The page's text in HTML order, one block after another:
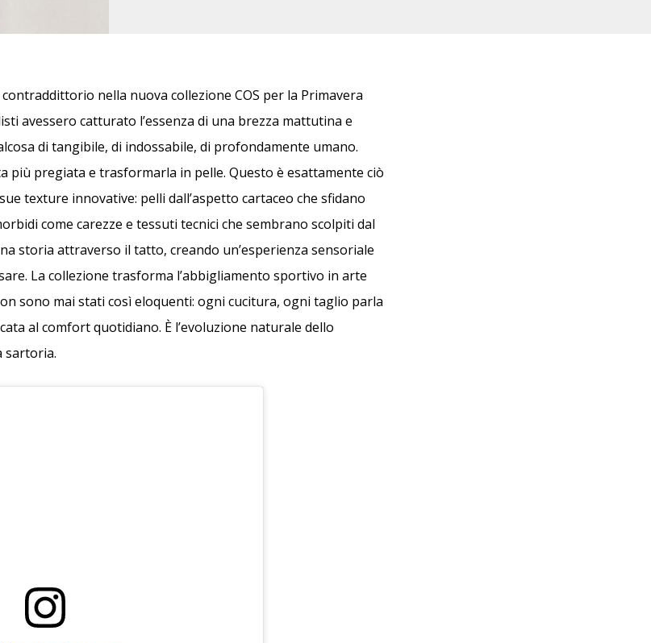
contraddittorio nella nuova collezione COS per la Primavera
avessero catturato l’essenza di una brezza mattutina e
di tangibile, di indossabile, di profondamente umano.
più pregiata e trasformarla in pelle. Questo è esattamente ciò
texture innovative: pelli dall’aspetto cartaceo che sfidano
come carezze e tessuti tecnici che sembrano scolpiti dal
storia attraverso il tatto, creando un’esperienza sensoriale
La collezione trasforma l’abbigliamento sportivo in arte
sono mai stati così eloquenti: ogni cucitura, ogni taglio parla
al comfort quotidiano. È l’evoluzione naturale dello
sartoria.